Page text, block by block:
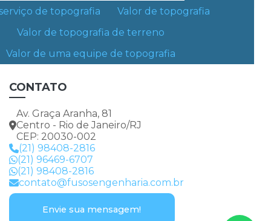
de topografia
Valor de topografia
Valor de topografia de terreno
Valor de uma equipe de topografia
Medição de area com drone
Medição de area rural
Medição de area por satelite
Medição de lote
Medição de lote urbano
Medição de terreno rural
Medição de terreno topografia
Orçamento equipe de topografia
Orçamento de georreferenciamento
de direito autoral – artigo 184 do Código Penal – Lei 9610/98 - Lei de direitos
CONTATO
Av. Graça Aranha, 81
Centro - Rio de Janeiro/RJ
CEP: 20030-002
(21) 98408-2816
(21) 96469-6707
(21) 98408-2816
contato@fusosengenharia.com.br
Envie sua mensagem!